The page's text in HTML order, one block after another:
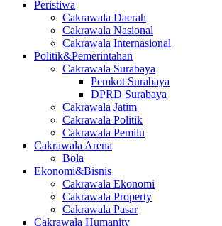
Peristiwa
Cakrawala Daerah
Cakrawala Nasional
Cakrawala Internasional
Politik&Pemerintahan
Cakrawala Surabaya
Pemkot Surabaya
DPRD Surabaya
Cakrawala Jatim
Cakrawala Politik
Cakrawala Pemilu
Cakrawala Arena
Bola
Ekonomi&Bisnis
Cakrawala Ekonomi
Cakrawala Property
Cakrawala Pasar
Cakrawala Humanity